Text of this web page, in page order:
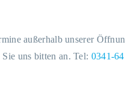
außerhalb unserer
Sie uns bitten an. Tel: 0341-